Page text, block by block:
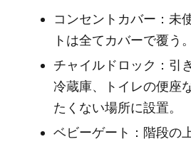
コンセントカバー：未
トは全てカバーで覆う。
チャイルドロック：引
冷蔵庫、トイレの便座
たくない場所に設置。
ベビーゲート：階段の